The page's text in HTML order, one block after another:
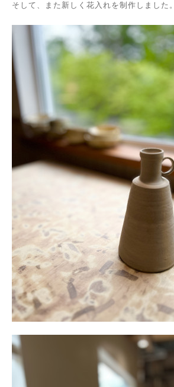
そして、また新しく花入れを制作しました。